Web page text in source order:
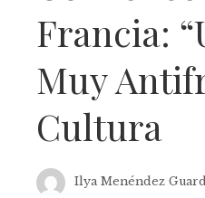
Francia:
Muy
Cultura
Ilya Menéndez